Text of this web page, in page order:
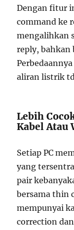
Dengan fitur
command ke
mengalihkan
reply, bahkan
aliran listrik
Lebih
Kabel Atau
Setiap PC
yang
pair
bersama thin
mempunyai
correction